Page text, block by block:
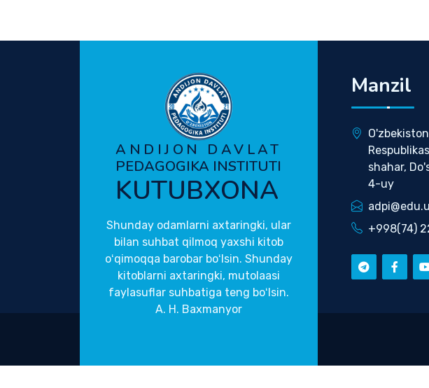
ANDIJON DAVLAT
PEDAGOGIKA INSTITUTI
KUTUBXONA
Shunday odamlarni axtaringki, ular
bilan suhbat qilmoq yaxshi kitob
oʻqimoqqa barobar boʻlsin. Shunday
kitoblarni axtaringki, mutolaasi
faylasuflar suhbatiga teng boʻlsin.
A. H. Baxmanyor
Manzil
O'zbekiston
shahar,
4-uy
+998(74)